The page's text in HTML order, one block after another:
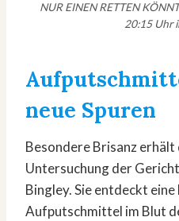
NUR EINEN RETTEN
20:15 Uhr
neue Spuren
Besondere Brisanz erhält
Untersuchung der
Bingley. Sie entdeckt eine
Aufputschmittel im Blut